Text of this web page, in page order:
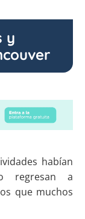
y
habían
regresan a
que muchos